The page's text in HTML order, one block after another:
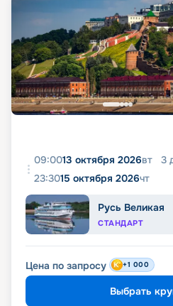
09:0013 октября 2026вт 3
23:3015 октября 2026чт
Русь Великая
СТАНДАРТ
Цена по запросу +1 000
Выбрать